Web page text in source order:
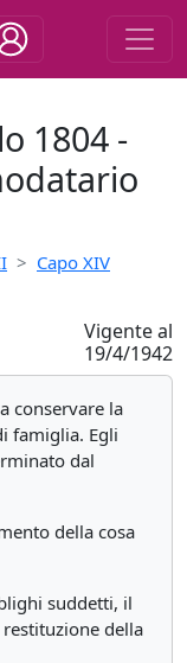
1804 -
Capo XIV
Vigente al
19/4/1942
conservare la
famiglia. Egli
dal
della cosa
suddetti, il
della